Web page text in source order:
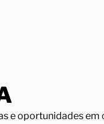
e oportunidades